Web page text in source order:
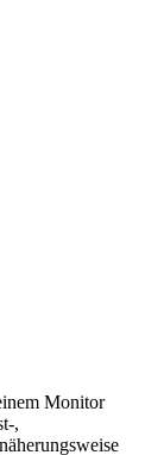
Monitor
,